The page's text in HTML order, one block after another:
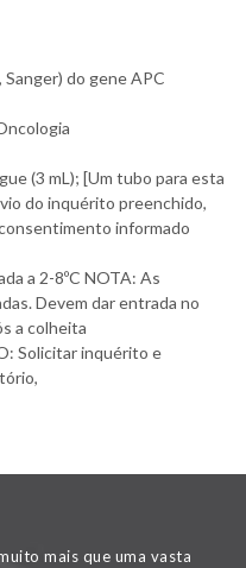
do gene APC
(3 mL); [Um tubo para esta
do inquérito preenchido,
informado
a 2-8ºC NOTA: As
Devem dar entrada no
a colheita
Solicitar inquérito e
mais que uma vasta